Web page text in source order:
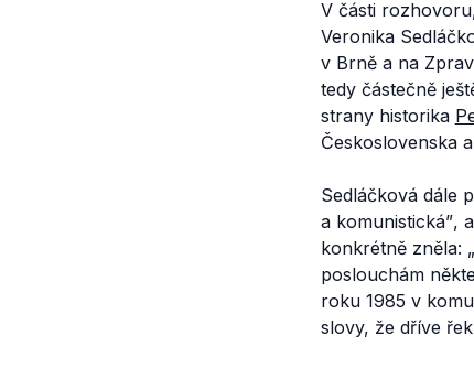
V části
Veronika
v Brně a na
tedy částečně
strany historika
Československa
Sedláčková dále
a komunistická”,
konkrétně zněla:
poslouchám
roku 1985 v
slovy, že dříve